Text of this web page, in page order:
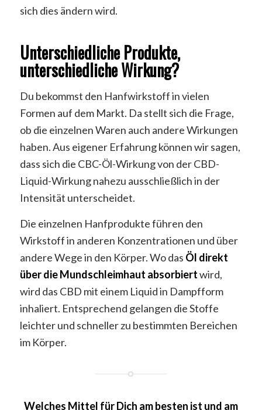
sich dies ändern wird.
Unterschiedliche Produkte,
unterschiedliche Wirkung?
Du bekommst den Hanfwirkstoff in vielen
Formen auf dem Markt. Da stellt sich die Frage,
ob die einzelnen Waren auch andere Wirkungen
haben. Aus eigener Erfahrung können wir sagen,
dass sich die CBC-Öl-Wirkung von der CBD-
Liquid-Wirkung nahezu ausschließlich in der
Intensität unterscheidet.
Die einzelnen Hanfprodukte führen den
Wirkstoff in anderen Konzentrationen und über
andere Wege in den Körper. Wo das Öl direkt
über die Mundschleimhaut absorbiertwird,
wird das CBD mit einem Liquid in Dampfform
inhaliert. Entsprechend gelangen die Stoffe
leichter und schneller zu bestimmten Bereichen
im Körper.
Welches Mittel für Dich am besten ist und am